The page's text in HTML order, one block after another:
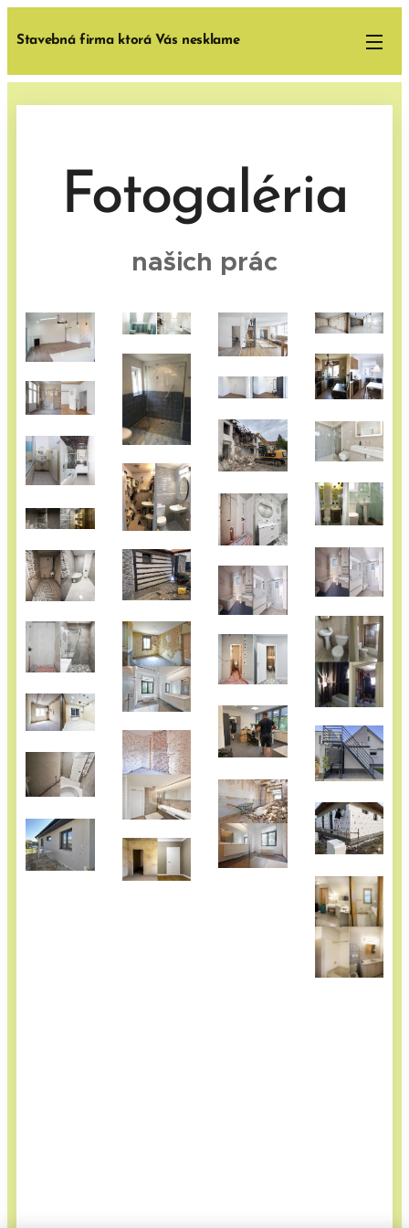
Stavebná firma ktorá Vás nesklame
Fotogaléria
našich prác